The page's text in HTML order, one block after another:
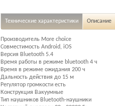
Технические характеристики Описание
Производитель More choice
Совместимость Android, iOS
Версия Bluetooth 5.4
Время работы в режиме bluetooth 4 ч
Время в режиме ожидания 200 ч
Дальность действия до 15 м
Регулятор громкости есть
Конструкция Вакуумные
Тип наушников Bluetooth-наушники